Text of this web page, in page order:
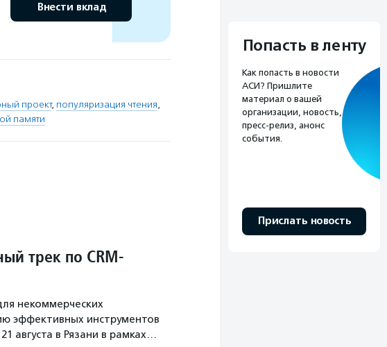
Внести вклад
проект, популяризация чтения,
памяти
трек по CRM-
некоммерческих
эффективных инструментов
августа в Рязани в рамках…
Попасть в ленту
Как попасть в новости
АСИ? Пришлите
материал о вашей
организации, новость,
пресс-релиз, анонс
события.
Прислать новость